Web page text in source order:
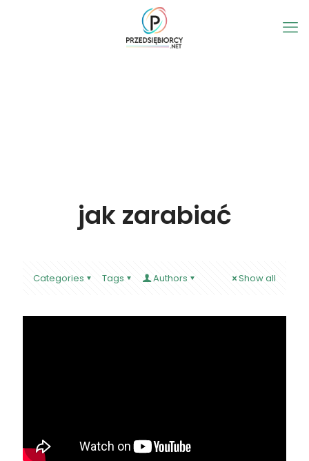
jak zarabiać
Categories Tags Authors Show all